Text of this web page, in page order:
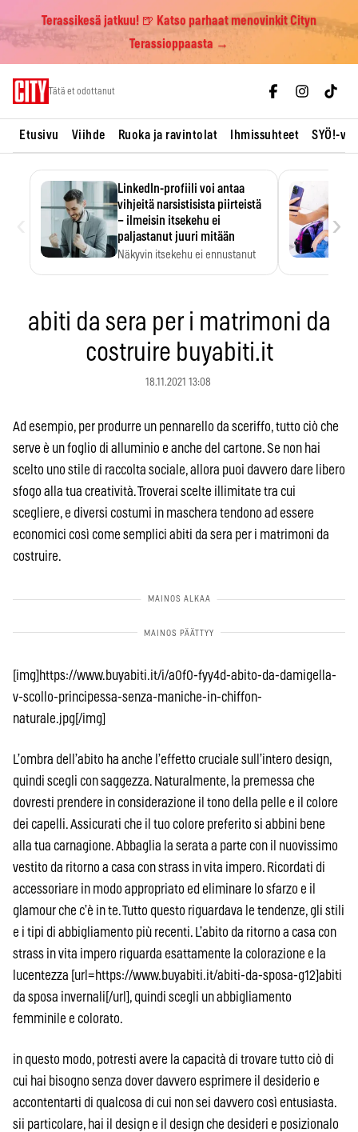
Terassikesä jatkuu! 🍺 Katso parhaat menovinkit Cityn
Terassioppaasta →
Tätä et odottanut
Etusivu Viihde Ruoka ja ravintolat Ihmissuhteet SYÖ!-
LinkedIn-profiili voi antaa
vihjeitä narsistisista piirteistä
– ilmeisin itsekehu ei
paljastanut juuri mitään
Näkyvin itsekehu ei ennustanut
›
abiti da sera per i matrimoni da
costruire buyabiti.it
18.11.2021 13:08
Ad esempio, per produrre un pennarello da sceriffo, tutto ciò che
serve è un foglio di alluminio e anche del cartone. Se non hai
scelto uno stile di raccolta sociale, allora puoi davvero dare libero
sfogo alla tua creatività. Troverai scelte illimitate tra cui
scegliere, e diversi costumi in maschera tendono ad essere
economici così come semplici abiti da sera per i matrimoni da
costruire.
[img]https://www.buyabiti.it/i/a0f0-fyy4d-abito-da-damigella-
v-scollo-principessa-senza-maniche-in-chiffon-
naturale.jpg[/img]
L’ombra dell’abito ha anche l’effetto cruciale sull’intero design,
quindi scegli con saggezza. Naturalmente, la premessa che
dovresti prendere in considerazione il tono della pelle e il colore
dei capelli. Assicurati che il tuo colore preferito si abbini bene
alla tua carnagione. Abbaglia la serata a parte con il nuovissimo
vestito da ritorno a casa con strass in vita impero. Ricordati di
accessoriare in modo appropriato ed eliminare lo sfarzo e il
glamour che c’è in te. Tutto questo riguardava le tendenze, gli stili
e i tipi di abbigliamento più recenti. L’abito da ritorno a casa con
strass in vita impero riguarda esattamente la colorazione e la
lucentezza [url=https://www.buyabiti.it/abiti-da-sposa-g12]abiti
da sposa invernali[/url], quindi scegli un abbigliamento
femminile e colorato.
in questo modo, potresti avere la capacità di trovare tutto ciò di
cui hai bisogno senza dover davvero esprimere il desiderio e
accontentarti di qualcosa di cui non sei davvero così entusiasta.
sii particolare, hai il design e il design che desideri e posizionalo